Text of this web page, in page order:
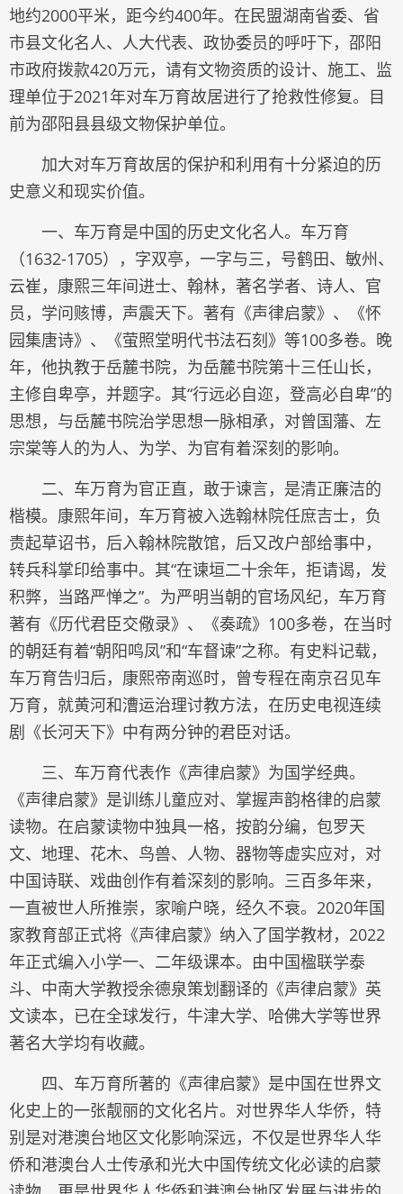
地约2000平米，距今约400年。在民盟湖南省委、省
市县文化名人、人大代表、政协委员的呼吁下，邵阳
市政府拨款420万元，请有文物资质的设计、施工、监
理单位于2021年对车万育故居进行了抢救性修复。目
前为邵阳县县级文物保护单位。
加大对车万育故居的保护和利用有十分紧迫的历
史意义和现实价值。
一、车万育是中国的历史文化名人。车万育
（1632-1705），字双亭，一字与三，号鹤田、敏州、
云崔，康熙三年间进士、翰林，著名学者、诗人、官
员，学问赅博，声震天下。著有《声律启蒙》、《怀
园集唐诗》、《萤照堂明代书法石刻》等100多卷。晚
年，他执教于岳麓书院，为岳麓书院第十三任山长，
主修自卑亭，并题字。其“行远必自迩，登高必自卑”的
思想，与岳麓书院治学思想一脉相承，对曾国藩、左
宗棠等人的为人、为学、为官有着深刻的影响。
二、车万育为官正直，敢于谏言，是清正廉洁的
楷模。康熙年间，车万育被入选翰林院任庶吉士，负
责起草诏书，后入翰林院散馆，后又改户部给事中，
转兵科掌印给事中。其“在谏垣二十余年，拒请谒，发
积弊，当路严惮之”。为严明当朝的官场风纪，车万育
著有《历代君臣交儆录》、《奏疏》100多卷，在当时
的朝廷有着“朝阳鸣凤”和“车督谏”之称。有史料记载，
车万育告归后，康熙帝南巡时，曾专程在南京召见车
万育，就黄河和漕运治理讨教方法，在历史电视连续
剧《长河天下》中有两分钟的君臣对话。
三、车万育代表作《声律启蒙》为国学经典。
《声律启蒙》是训练儿童应对、掌握声韵格律的启蒙
读物。在启蒙读物中独具一格，按韵分编，包罗天
文、地理、花木、鸟兽、人物、器物等虚实应对，对
中国诗联、戏曲创作有着深刻的影响。三百多年来，
一直被世人所推崇，家喻户晓，经久不衰。2020年国
家教育部正式将《声律启蒙》纳入了国学教材，2022
年正式编入小学一、二年级课本。由中国楹联学泰
斗、中南大学教授余德泉策划翻译的《声律启蒙》英
文读本，已在全球发行，牛津大学、哈佛大学等世界
著名大学均有收藏。
四、车万育所著的《声律启蒙》是中国在世界文
化史上的一张靓丽的文化名片。对世界华人华侨，特
别是对港澳台地区文化影响深远，不仅是世界华人华
侨和港澳台人士传承和光大中国传统文化必读的启蒙